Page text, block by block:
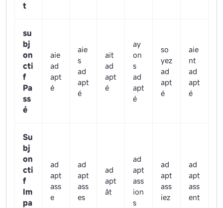
t
su
bj
on
cti
f
Pa
ss
é
aie
ad
apt
é
aie
s
ad
apt
é
ait
ad
apt
é
ay
on
s
ad
apt
é
so
yez
ad
apt
é
aie
nt
ad
apt
é
Su
bj
on
cti
f
Im
pa
ad
apt
ass
e
ad
apt
ass
es
ad
apt
ât
ad
apt
ass
ion
s
ad
apt
ass
iez
ad
apt
ass
ent